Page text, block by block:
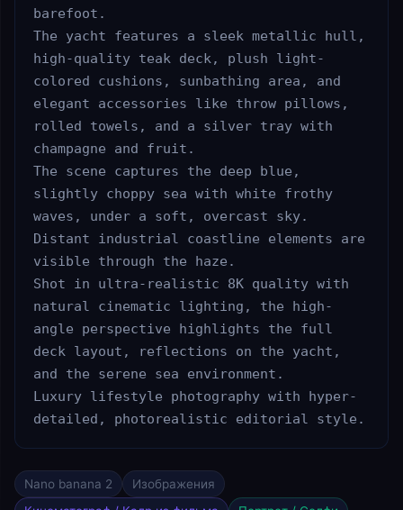
barefoot.
The yacht features a sleek metallic hull,
high-quality teak deck, plush light-
colored cushions, sunbathing area, and
elegant accessories like throw pillows,
rolled towels, and a silver tray with
champagne and fruit.
The scene captures the deep blue,
slightly choppy sea with white frothy
waves, under a soft, overcast sky.
Distant industrial coastline elements are
visible through the haze.
Shot in ultra-realistic 8K quality with
natural cinematic lighting, the high-
angle perspective highlights the full
deck layout, reflections on the yacht,
and the serene sea environment.
Luxury lifestyle photography with hyper-
detailed, photorealistic editorial style.
Nano banana 2
Изображения